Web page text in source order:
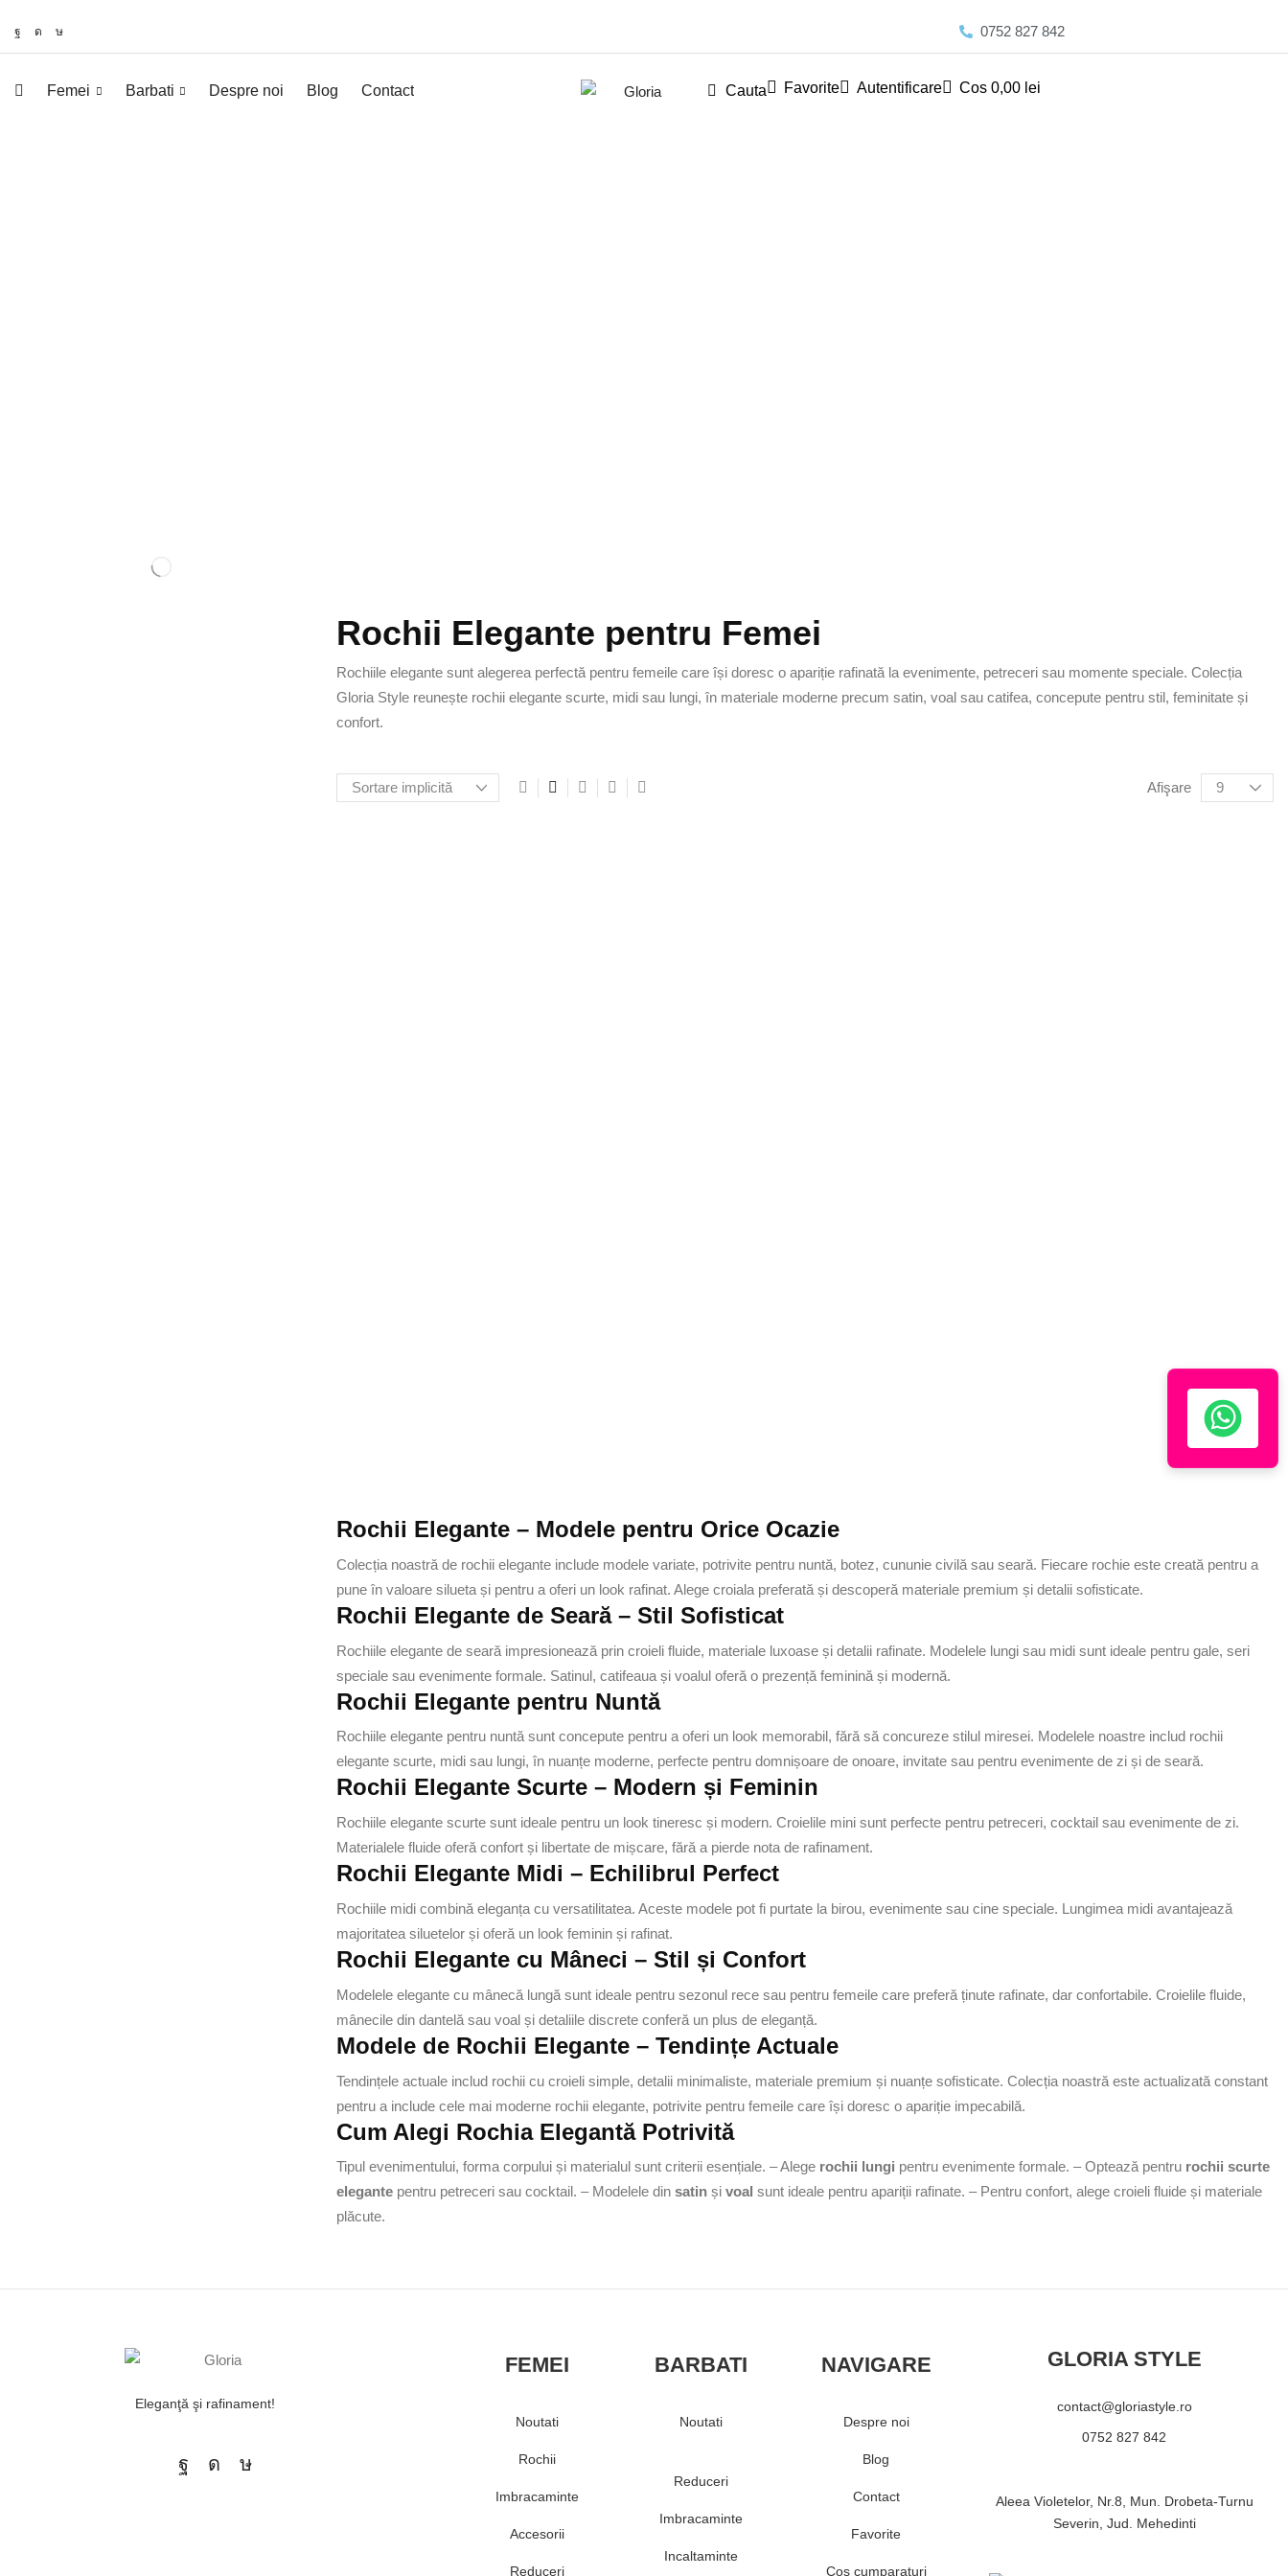
0752 827 842
Femei Barbati Despre noi Blog Contact Cauta Favorite Autentificare Cos 0,00 lei
Rochii Elegante pentru Femei
Rochiile elegante sunt alegerea perfectă pentru femeile care își doresc o apariție rafinată la evenimente, petreceri sau momente speciale. Colecția
Gloria Style reunește rochii elegante scurte, midi sau lungi, în materiale moderne precum satin, voal sau catifea, concepute pentru stil, feminitate și
confort.
Afişare
Rochii Elegante – Modele pentru Orice Ocazie
Colecția noastră de rochii elegante include modele variate, potrivite pentru nuntă, botez, cununie civilă sau seară. Fiecare rochie este creată pentru a
pune în valoare silueta și pentru a oferi un look rafinat. Alege croiala preferată și descoperă materiale premium și detalii sofisticate.
Rochii Elegante de Seară – Stil Sofisticat
Rochiile elegante de seară impresionează prin croieli fluide, materiale luxoase și detalii rafinate. Modelele lungi sau midi sunt ideale pentru gale, seri
speciale sau evenimente formale. Satinul, catifeaua și voalul oferă o prezență feminină și modernă.
Rochii Elegante pentru Nuntă
Rochiile elegante pentru nuntă sunt concepute pentru a oferi un look memorabil, fără să concureze stilul miresei. Modelele noastre includ rochii
elegante scurte, midi sau lungi, în nuanțe moderne, perfecte pentru domnișoare de onoare, invitate sau pentru evenimente de zi și de seară.
Rochii Elegante Scurte – Modern și Feminin
Rochiile elegante scurte sunt ideale pentru un look tineresc și modern. Croielile mini sunt perfecte pentru petreceri, cocktail sau evenimente de zi.
Materialele fluide oferă confort și libertate de mișcare, fără a pierde nota de rafinament.
Rochii Elegante Midi – Echilibrul Perfect
Rochiile midi combină eleganța cu versatilitatea. Aceste modele pot fi purtate la birou, evenimente sau cine speciale. Lungimea midi avantajează
majoritatea siluetelor și oferă un look feminin și rafinat.
Rochii Elegante cu Mâneci – Stil și Confort
Modelele elegante cu mânecă lungă sunt ideale pentru sezonul rece sau pentru femeile care preferă ținute rafinate, dar confortabile. Croielile fluide,
mânecile din dantelă sau voal și detaliile discrete conferă un plus de eleganță.
Modele de Rochii Elegante – Tendințe Actuale
Tendințele actuale includ rochii cu croieli simple, detalii minimaliste, materiale premium și nuanțe sofisticate. Colecția noastră este actualizată constant
pentru a include cele mai moderne rochii elegante, potrivite pentru femeile care își doresc o apariție impecabilă.
Cum Alegi Rochia Elegantă Potrivită
Tipul evenimentului, forma corpului și materialul sunt criterii esențiale. – Alege rochii lungi pentru evenimente formale. – Optează pentru rochii scurte
elegante pentru petreceri sau cocktail. – Modelele din satin și voal sunt ideale pentru apariții rafinate. – Pentru confort, alege croieli fluide și materiale
plăcute.
Eleganţă şi rafinament!
FEMEI
Noutati
Rochii
Imbracaminte
Accesorii
Reduceri
BARBATI
Noutati
Reduceri
Imbracaminte
Incaltaminte
NAVIGARE
Despre noi
Blog
Contact
Favorite
Cos cumparaturi
GLORIA STYLE
contact@gloriastyle.ro
0752 827 842
Aleea Violetelor, Nr.8, Mun. Drobeta-Turnu
Severin, Jud. Mehedinti